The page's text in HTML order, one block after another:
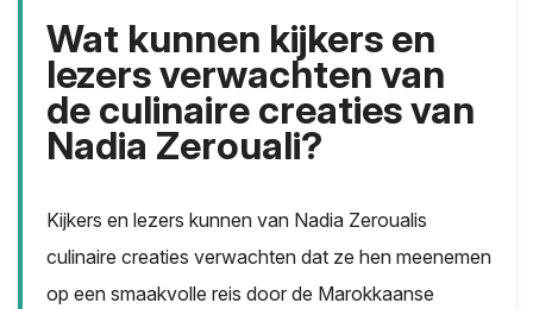
Wat kunnen kijkers en
lezers verwachten van
de culinaire creaties van
Nadia Zerouali?
Kijkers en lezers kunnen van Nadia Zeroualis
culinaire creaties verwachten dat ze hen meenemen
op een smaakvolle reis door de Marokkaanse